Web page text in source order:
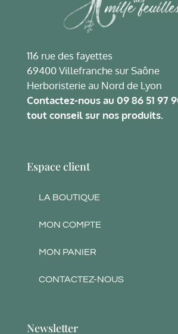
116 rue des fayettes
69400 Villefranche sur Saône
Herboristerie au Nord de Lyon
Contactez-nous au 09 86 51 97
tout conseil sur nos produits.
Espace client
LA BOUTIQUE
MON COMPTE
MON PANIER
CONTACTEZ-NOUS
Newsletter